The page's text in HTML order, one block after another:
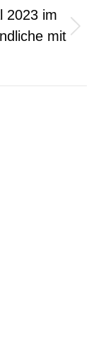
2023 im
mit